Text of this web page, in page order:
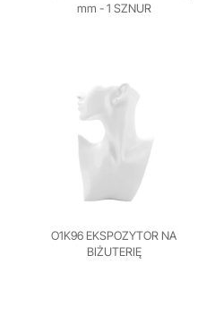
mm - 1 SZNUR
O1K96 EKSPOZYTOR NA
BIŻUTERIĘ